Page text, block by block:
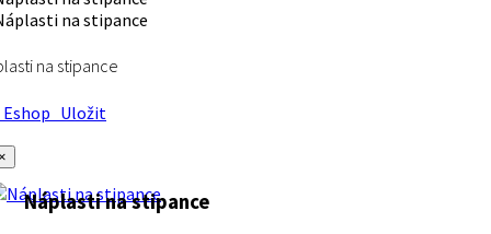
na stipance
Uložit
Náplasti na stipance